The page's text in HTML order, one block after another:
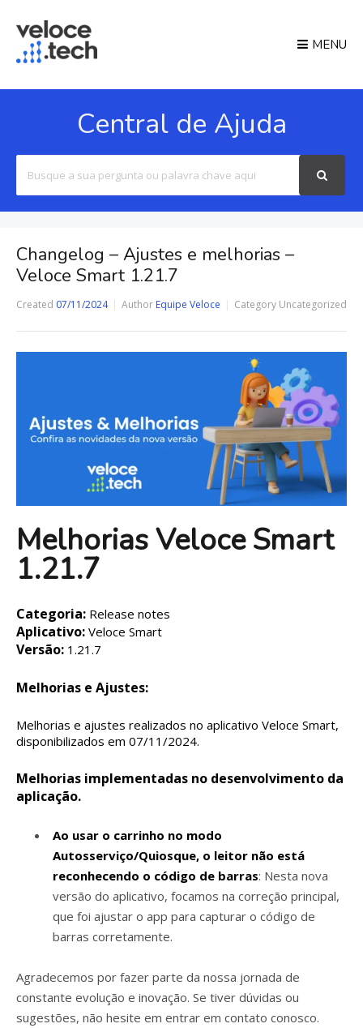
MENU
Central de Ajuda
For
Changelog – Ajustes e melhorias –
Veloce Smart 1.21.7
Created 07/11/2024 Author Equipe Veloce Category Uncategorized
Melhorias Veloce Smart
1.21.7
Categoria: Release notes
Aplicativo: Veloce Smart
Versão: 1.21.7
Melhorias e Ajustes:
Melhorias e ajustes realizados no aplicativo Veloce Smart,
disponibilizados em 07/11/2024.
Melhorias implementadas no desenvolvimento da
aplicação.
Ao usar o carrinho no modo
Autosserviço/Quiosque, o leitor não está
reconhecendo o código de barras: Nesta nova
versão do aplicativo, focamos na correção principal,
que foi ajustar o app para capturar o código de
barras corretamente.
Agradecemos por fazer parte da nossa jornada de
constante evolução e inovação. Se tiver dúvidas ou
sugestões, não hesite em entrar em contato conosco.